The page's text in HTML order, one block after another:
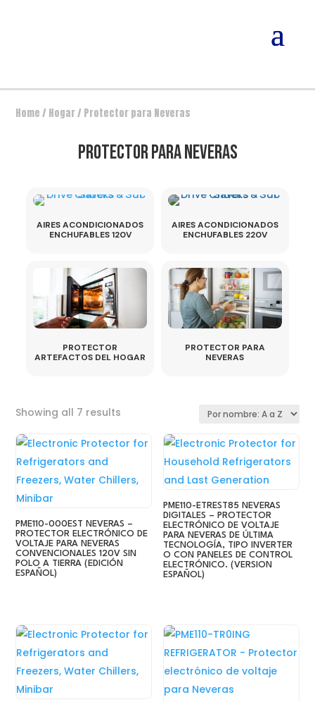
Home/Hogar/ Protector para Neveras
PROTECTOR PARA NEVERAS
AIRES ACONDICIONADOS
ENCHUFABLES 120V
AIRES ACONDICIONADOS
ENCHUFABLES 220V
PROTECTOR
ARTEFACTOS DEL HOGAR
PROTECTOR PARA
NEVERAS
Showing all 7 results
latest
PME110-000EST NEVERAS –
PROTECTOR ELECTRÓNICO DE
VOLTAJE PARA NEVERAS
CONVENCIONALES 120V SIN
POLO A TIERRA (EDICIÓN
ESPAÑOL)
PME110-ETREST85 NEVERAS
DIGITALES – PROTECTOR
ELECTRÓNICO DE VOLTAJE
PARA NEVERAS DE ÚLTIMA
TECNOLOGÍA, TIPO INVERTER
O CON PANELES DE CONTROL
ELECTRÓNICO. (VERSION
ESPAÑOL)